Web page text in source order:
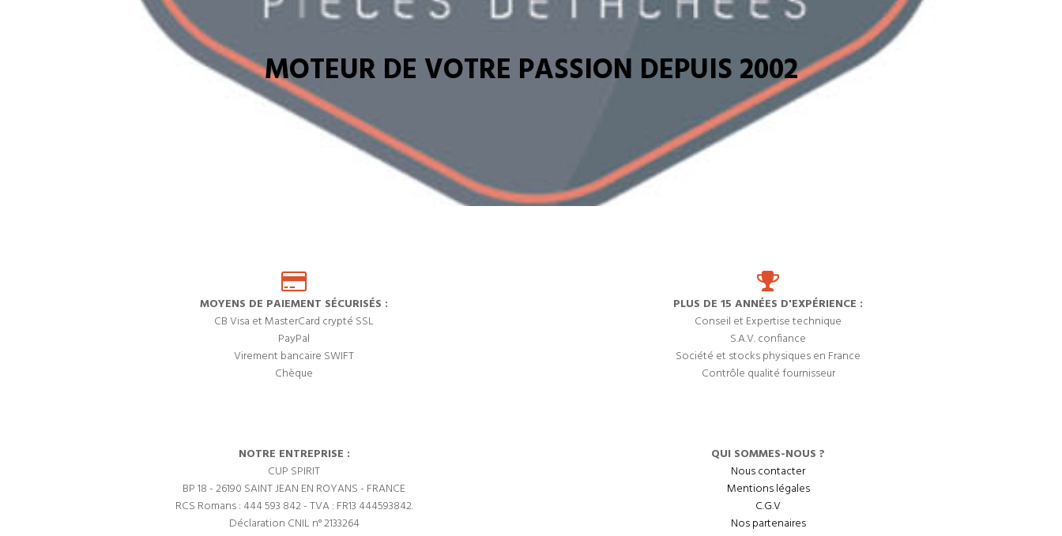
MOTEUR DE VOTRE PASSION DEPUIS 2002
MOYENS DE PAIEMENT SÉCURISÉS :
CB Visa et MasterCard crypté SSL
PayPal
Virement bancaire SWIFT
Chèque
PLUS DE 15 ANNÉES D'EXPÉRIENCE :
Conseil et Expertise technique
S.A.V. confiance
Société et stocks physiques en France
Contrôle qualité fournisseur
NOTRE ENTREPRISE :
CUP SPIRIT
BP 18 - 26190 SAINT JEAN EN ROYANS - FRANCE
RCS Romans : 444 593 842 - TVA : FR13 444593842.
Déclaration CNIL n° 2133264
QUI SOMMES-NOUS ?
Nous contacter
Mentions légales
C.G.V
Nos partenaires